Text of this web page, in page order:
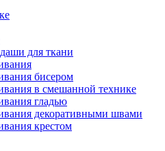
для ткани
бисером
в смешанной технике
гладью
декоративными швами
крестом